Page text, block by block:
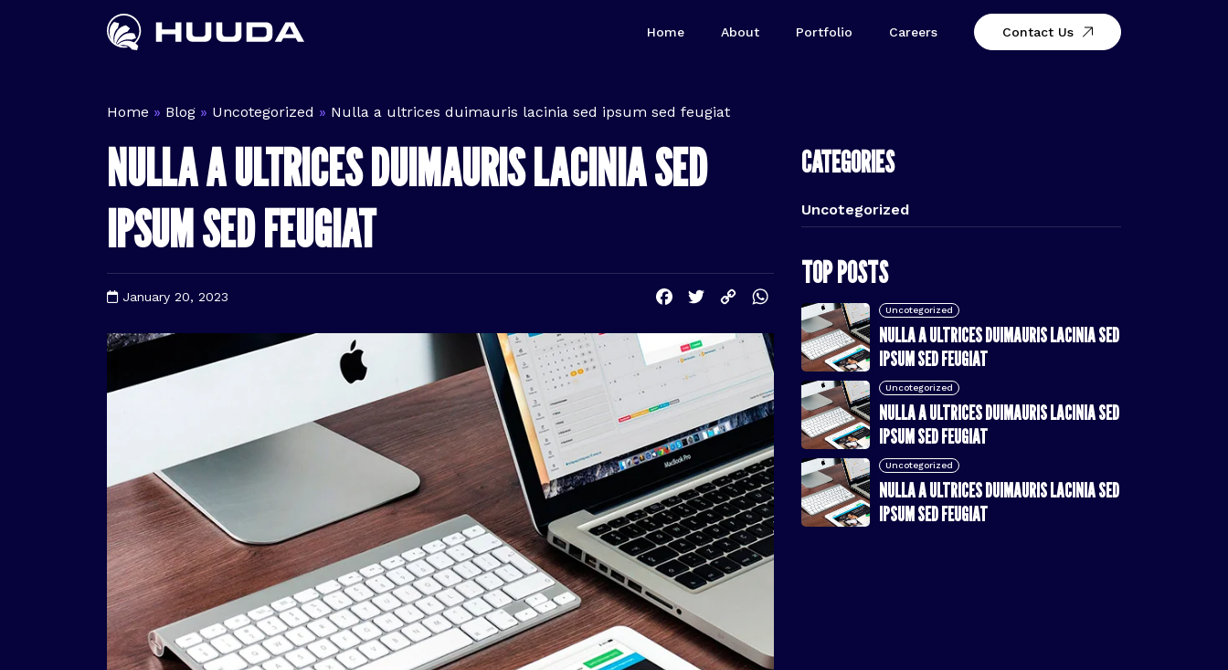
Home About Portfolio Careers Contact Us
Home » Blog » Uncotegorized » Nulla a ultrices duimauris lacinia sed ipsum sed feugiat
NULLA A ULTRICES DUIMAURIS LACINIA SED
IPSUM SED FEUGIAT
January 20, 2023 Facebook
Twitter
Copy
Link
WhatsApp
CATEGORIES
Uncotegorized
TOP POSTS
Uncotegorized
NULLA A ULTRICES DUIMAURIS LACINIA SED
IPSUM SED FEUGIAT
Uncotegorized
NULLA A ULTRICES DUIMAURIS LACINIA SED
IPSUM SED FEUGIAT
Uncotegorized
NULLA A ULTRICES DUIMAURIS LACINIA SED
IPSUM SED FEUGIAT